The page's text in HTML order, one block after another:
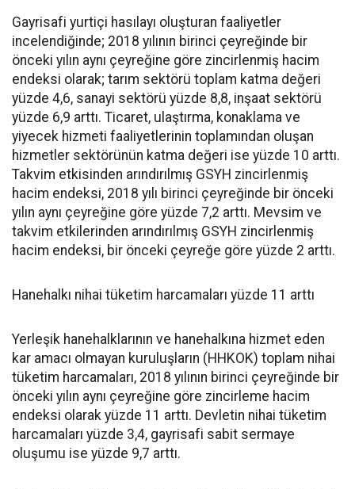
Gayrisafi yurtiçi hasılayı oluşturan faaliyetler
incelendiğinde; 2018 yılının birinci çeyreğinde bir
önceki yılın aynı çeyreğine göre zincirlenmiş hacim
endeksi olarak; tarım sektörü toplam katma değeri
yüzde 4,6, sanayi sektörü yüzde 8,8, inşaat sektörü
yüzde 6,9 arttı. Ticaret, ulaştırma, konaklama ve
yiyecek hizmeti faaliyetlerinin toplamından oluşan
hizmetler sektörünün katma değeri ise yüzde 10 arttı.
Takvim etkisinden arındırılmış GSYH zincirlenmiş
hacim endeksi, 2018 yılı birinci çeyreğinde bir önceki
yılın aynı çeyreğine göre yüzde 7,2 arttı. Mevsim ve
takvim etkilerinden arındırılmış GSYH zincirlenmiş
hacim endeksi, bir önceki çeyreğe göre yüzde 2 arttı.
Hanehalkı nihai tüketim harcamaları yüzde 11 arttı
Yerleşik hanehalklarının ve hanehalkına hizmet eden
kar amacı olmayan kuruluşların (HHKOK) toplam nihai
tüketim harcamaları, 2018 yılının birinci çeyreğinde bir
önceki yılın aynı çeyreğine göre zincirleme hacim
endeksi olarak yüzde 11 arttı. Devletin nihai tüketim
harcamaları yüzde 3,4, gayrisafi sabit sermaye
oluşumu ise yüzde 9,7 arttı.